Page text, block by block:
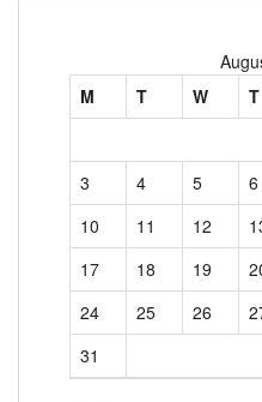
M
T W T
3
4 5 6
10
11 12
17
18 19
24
25 26
31